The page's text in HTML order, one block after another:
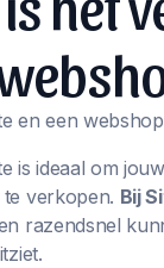
en een
is ideaal om
verkopen. Bij
razendsnel